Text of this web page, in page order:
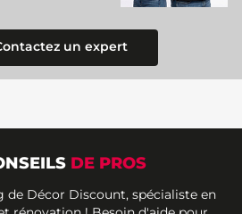
un expert
DE PROS
de Décor Discount, spécialiste en